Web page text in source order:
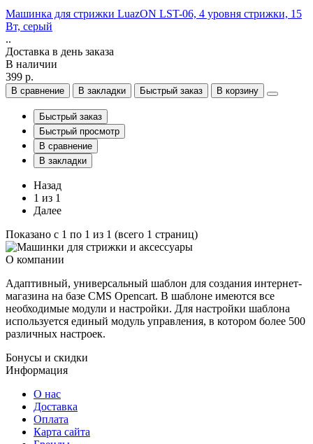
Машинка для стрижки LuazON LST-06, 4 уровня стрижки, 15
Вт, серый
..
Доставка в день заказа
В наличии
399 р.
В сравнение В закладки Быстрый заказ В корзину
Быстрый заказ
Быстрый просмотр
В сравнение
В закладки
Назад
1 из 1
Далее
Показано с 1 по 1 из 1 (всего 1 страниц)
О компании
Адаптивный, универсальный шаблон для создания интернет-
магазина на базе CMS Opencart. В шаблоне имеются все
необходимые модули и настройки. Для настройки шаблона
используется единый модуль управления, в котором более 500
различных настроек.
Бонусы и скидки
Информация
О нас
Доставка
Оплата
Карта сайта